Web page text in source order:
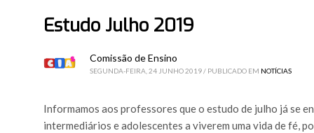
Estudo Julho 2019
Comissão de Ensino
SEGUNDA-FEIRA, 24 JUNHO 2019 / PUBLICADO EM NOTÍCIAS
Informamos aos professores que o estudo de julho já se
intermediários e adolescentes a viverem uma vida de fé,